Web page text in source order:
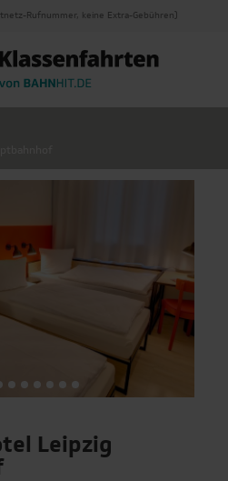
Rufnummer, keine Extra-Gebühren)
Leipzig